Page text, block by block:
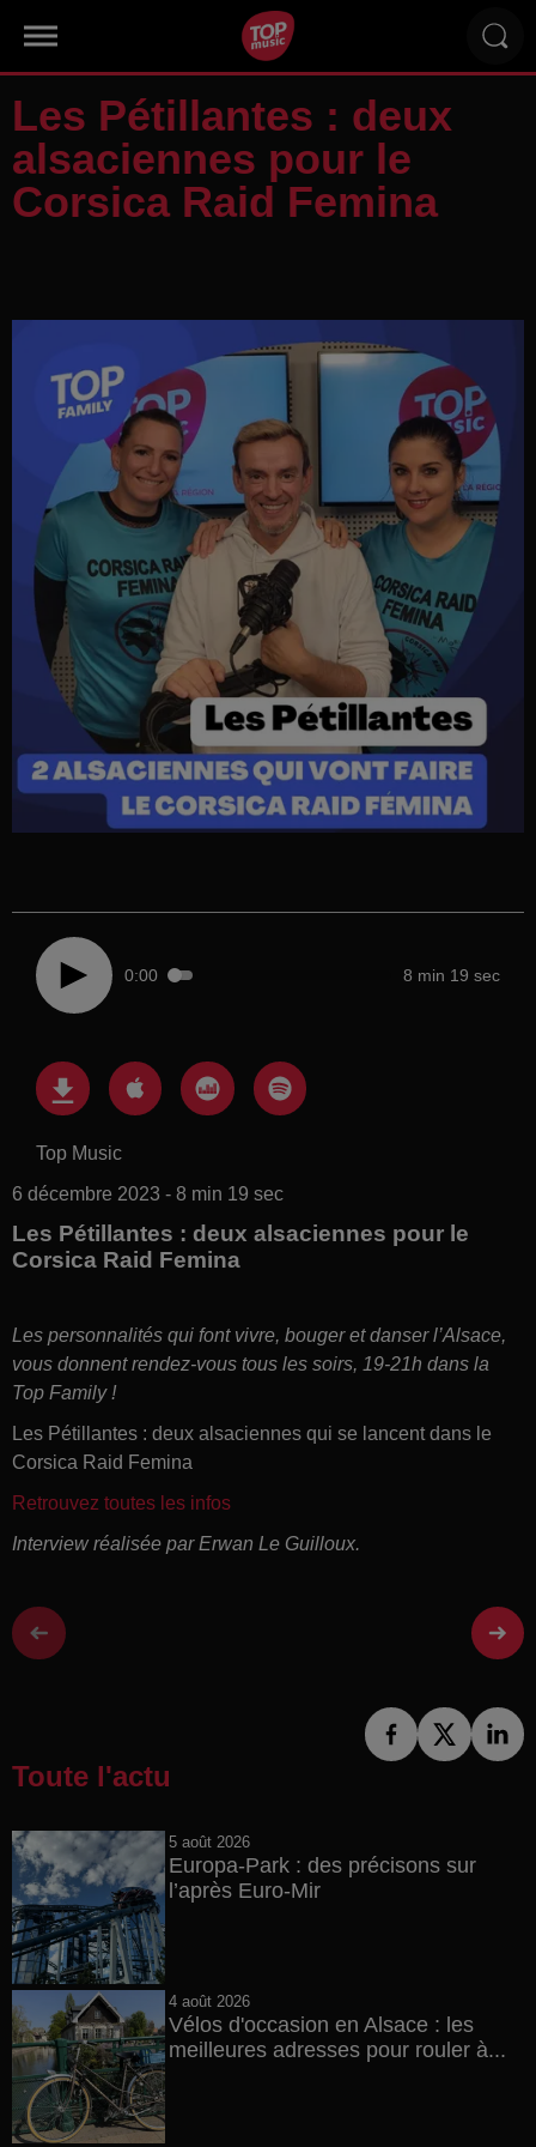
Les Pétillantes : deux
alsaciennes pour le
Corsica Raid Femina
0:00 8 min 19 sec
Top Music
6 décembre 2023 - 8 min 19 sec
Les Pétillantes : deux alsaciennes pour le
Corsica Raid Femina
Les personnalités qui font vivre, bouger et danser l’Alsace,
vous donnent rendez-vous tous les soirs, 19-21h dans la
Top Family !
Les Pétillantes : deux alsaciennes qui se lancent dans le
Corsica Raid Femina
Retrouvez toutes les infos
Interview réalisée par Erwan Le Guilloux.
Toute l'actu
5 août 2026
Europa-Park : des précisons sur
l’après Euro-Mir
4 août 2026
Vélos d'occasion en Alsace : les
meilleures adresses pour rouler à...